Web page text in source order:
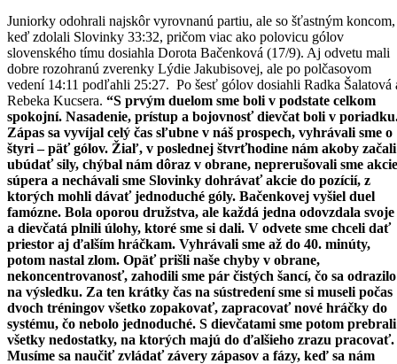
Juniorky odohrali najskôr vyrovnanú partiu, ale so šťastným koncom,
keď zdolali Slovinky 33:32, pričom viac ako polovicu gólov
slovenského tímu dosiahla Dorota Bačenková (17/9). Aj odvetu mali
dobre rozohranú zverenky Lýdie Jakubisovej, ale po polčasovom
vedení 14:11 podľahli 25:27. Po šesť gólov dosiahli Radka Šalatová
Rebeka Kucsera. “S prvým duelom sme boli v podstate celkom
spokojní. Nasadenie, prístup a bojovnosť dievčat boli v
Zápas sa vyvíjal celý čas sľubne v náš prospech, vyhrávali sme o
štyri – päť gólov. Žiaľ, v poslednej štvrťhodine nám akoby začali
ubúdať sily, chýbal nám dôraz v obrane, neprerušovali sme akcie
súpera a nechávali sme Slovinky dohrávať akcie do pozícií, z
ktorých mohli dávať jednoduché góly. Bačenkovej vyšiel duel
famózne. Bola oporou družstva, ale každá jedna odovzdala svoje
a dievčatá plnili úlohy, ktoré sme si dali. V odvete sme chceli dať
priestor aj ďalším hráčkam. Vyhrávali sme až do 40. minúty,
potom nastal zlom. Opäť prišli naše chyby v obrane,
nekoncentrovanosť, zahodili sme pár čistých šancí, čo sa odrazilo
na výsledku. Za ten krátky čas na sústredení sme si museli počas
dvoch tréningov všetko zopakovať, zapracovať nové hráčky do
systému, čo nebolo jednoduché. S dievčatami sme potom prebrali
všetky nedostatky, na ktorých majú do ďalšieho zrazu pracovať.
Musíme sa naučiť zvládať závery zápasov a fázy, keď sa nám